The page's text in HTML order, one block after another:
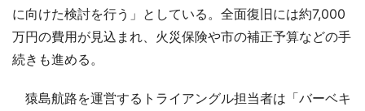
に向けた検討を行う」としている。全面復旧には約7,000
万円の費用が見込まれ、火災保険や市の補正予算などの手
続きも進める。
猿島航路を運営するトライアングル担当者は「バーベキ